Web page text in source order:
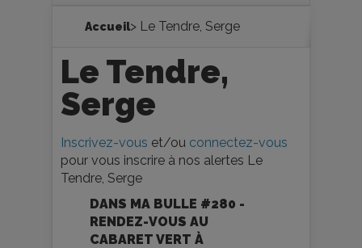
Accueil> Le Tendre, Serge
Le Tendre,
Serge
Inscrivez-vous et/ou connectez-vous
pour vous inscrire à nos alertes Le
Tendre, Serge
DANS MA BULLE #280 -
RENDEZ-VOUS AU
CABARET VERT À